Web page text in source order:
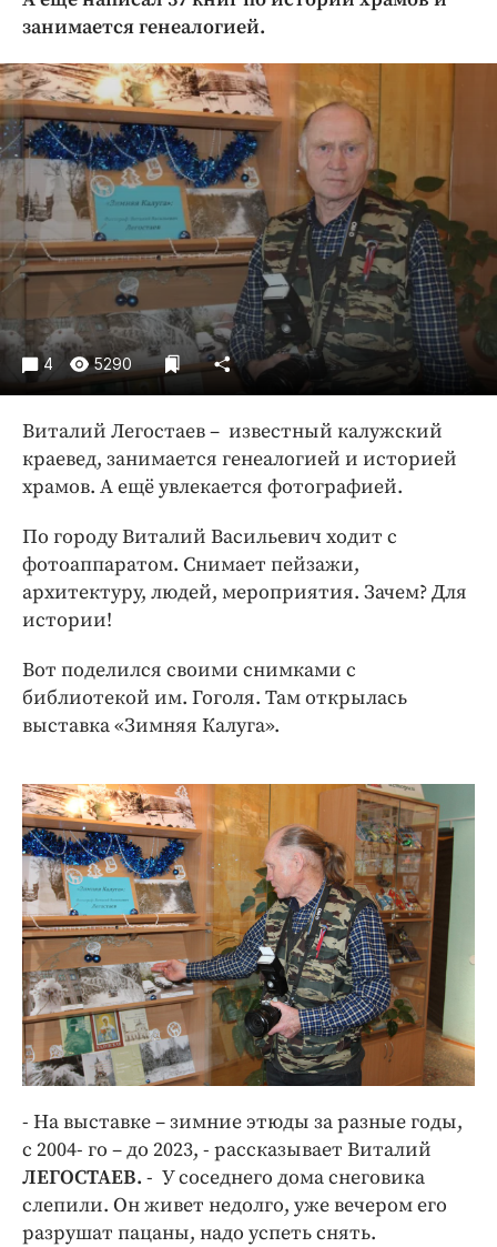
Недвижимость и ЖКХ
Образование
Общество
Погода
Праздники
Происшествия
Спорт
Экономика и бизнес
ПРОЕКТЫ
Издания
Медиаперсона
Интересное чтиво
Клиника года
Бренд года
Работодатель года
занимается генеалогией.
4 5290
Виталий Легостаев – известный калужский
краевед, занимается генеалогией и историей
храмов. А ещё увлекается фотографией.
По городу Виталий Васильевич ходит с
фотоаппаратом. Снимает пейзажи,
архитектуру, людей, мероприятия. Зачем? Для
истории!
Вот поделился своими снимками с
библиотекой им. Гоголя. Там открылась
выставка «Зимняя Калуга».
- На выставке – зимние этюды за разные годы,
с 2004- го – до 2023, - рассказывает Виталий
ЛЕГОСТАЕВ. - У соседнего дома снеговика
слепили. Он живет недолго, уже вечером его
разрушат пацаны, надо успеть снять.